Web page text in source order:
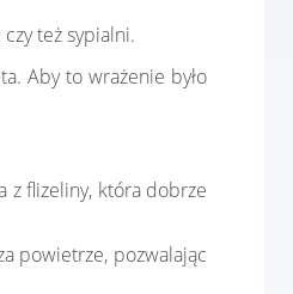
też sypialni.
Aby to wrażenie było
z flizeliny, która dobrze
powietrze, pozwalając